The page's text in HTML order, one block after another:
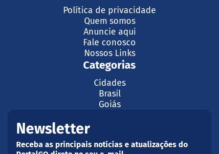
Política de privacidade
Quem somos
Anuncie aqui
Fale conosco
Nossos Links
Categorias
Cidades
Brasil
Goiás
Newsletter
Receba as principais notícias e atualizações do